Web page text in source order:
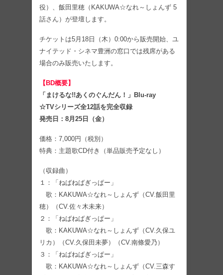
役）、飯田里穂（KAKUWA☆なれ～しょんず 5
話さん）が登壇します。
チケットは5月18日（木）0:00から販売開始、ユ
ナイテッド・シネマ豊洲の窓口では残席がある
場合のみ販売いたします。
【BD概要】
「まけるな!!あくのぐんだん！」Blu-ray
☆TVシリーズ全12話を完全収録
発売日：8月25日（金）
価格：7,000円（税別）
特典：主題歌CD付き（単品販売予定なし）
（収録曲）
１：「ねばねばぎっぱー」
歌：KAKUWA☆なれ～しょんず（CV.飯田里
穂）（CV.佐々木未来）
２：「ねばねばぎっぱー」
歌：KAKUWA☆なれ～しょんず（CV.久保ユ
リカ）（CV.久保田未夢）（CV.南條愛乃）
３：「ねばねばぎっぱー」
歌：KAKUWA☆なれ～しょんず（CV.三森す